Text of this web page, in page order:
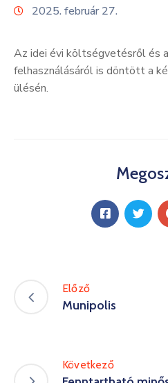
Média
Kultúra
Keresés
2025. február 27.
Az idei évi költségvetésről és
felhasználásáról is döntött a
ülésén.
Előző
Munipolis
Következő